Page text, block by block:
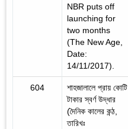
NBR puts off
launching for
two months
(The New Age,
Date:
14/11/2017).
604
শাহজালালে প্রায় কোটি
টাকার স্বর্ণ উদ্ধার
(দৈনিক কালের কন্ঠ,
তারিখঃ